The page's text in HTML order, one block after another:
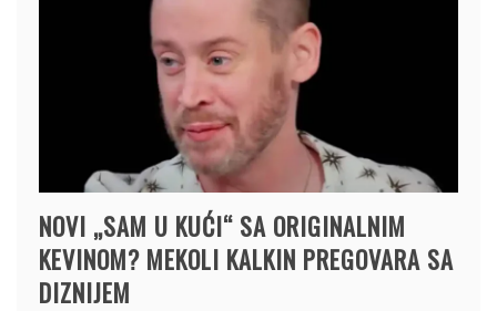
NOVI „SAM U KUĆI“ SA ORIGINALNIM
KEVINOM? MEKOLI KALKIN PREGOVARA SA
DIZNIJEM